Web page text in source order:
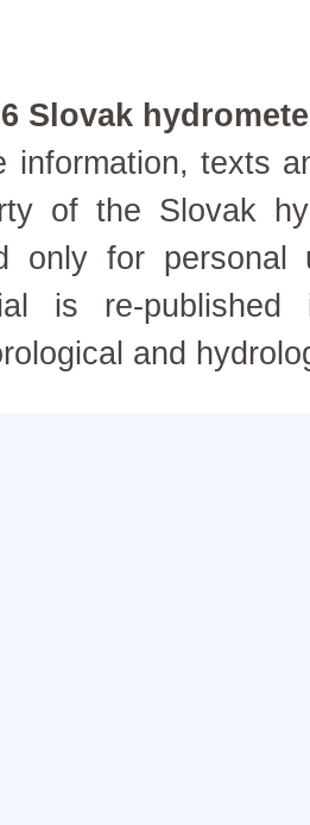
Slovak
information, texts
of the Slovak
only for personal
is re-
and